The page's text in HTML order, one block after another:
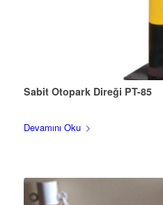
Sabit Otopark Direği PT-85
Devamını Oku